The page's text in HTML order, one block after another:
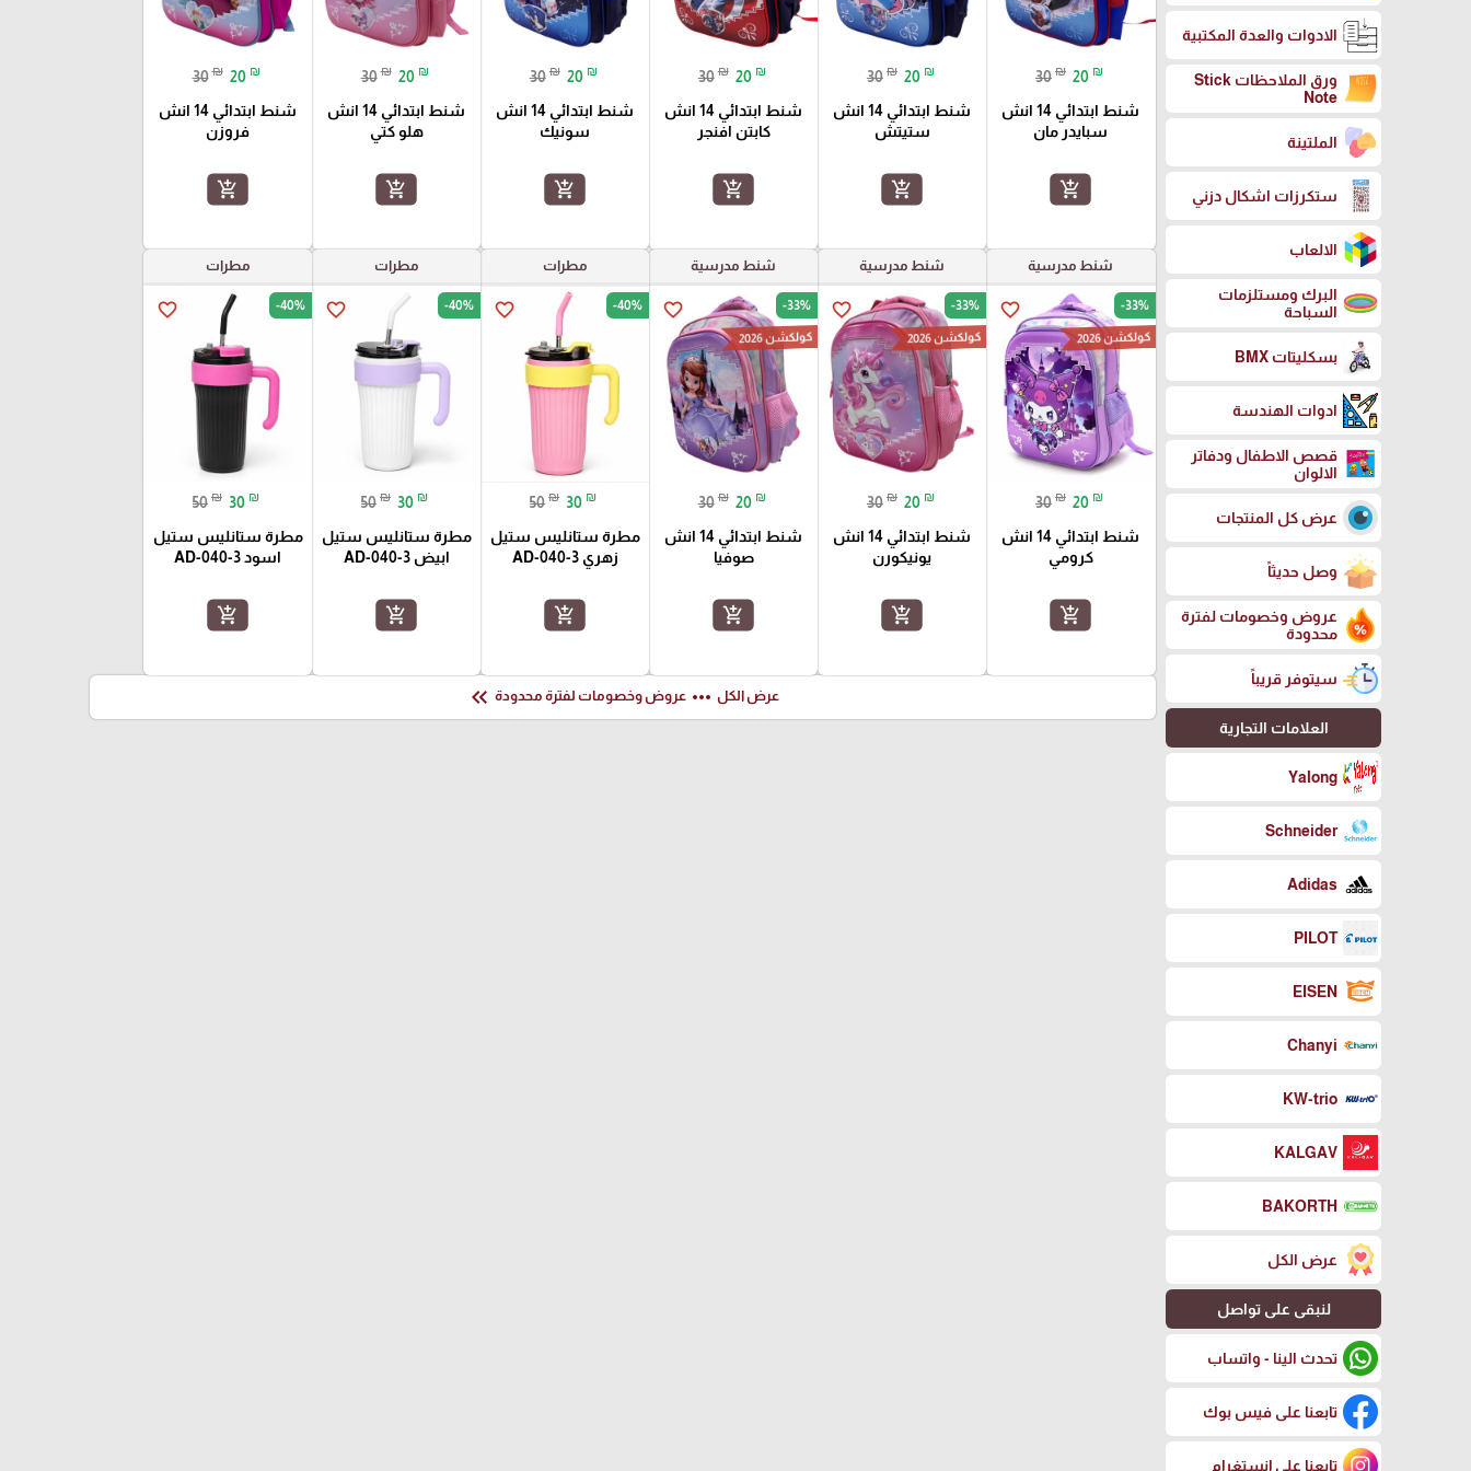
الادوات والعدة المكتبية
ورق الملاحظات Stick
Note
الملتينة
ستكرزات اشكال دزني
الالعاب
البرك ومستلزمات
السباحة
بسكليتات BMX
ادوات الهندسة
قصص الاطفال ودفاتر
الالوان
عرض كل المنتجات
وصل حديثاً
عروض وخصومات لفترة
محدودة
سيتوفر قريباً
العلامات التجارية
Yalong
Schneider
Adidas
PILOT
EISEN
Chanyi
KW-trio
KALGAV
BAKORTH
عرض الكل
لنبقى على تواصل
تحدث الينا - واتساب
تابعنا على فيس بوك
تابعنا على إنستغرام
30 ₪ 20 ₪
شنط ابتدائي 14 انش
سبايدر مان
add_shopping_cart
30 ₪ 20 ₪
شنط ابتدائي 14 انش
ستيتش
add_shopping_cart
30 ₪ 20 ₪
شنط ابتدائي 14 انش
كابتن افنجر
add_shopping_cart
30 ₪ 20 ₪
شنط ابتدائي 14 انش
سونيك
add_shopping_cart
30 ₪ 20 ₪
شنط ابتدائي 14 انش
هلو كتي
add_shopping_cart
30 ₪ 20 ₪
شنط ابتدائي 14 انش
فروزن
add_shopping_cart
شنط مدرسية
favorite_border -33%
كولكشن 2026
30 ₪ 20 ₪
شنط ابتدائي 14 انش
كرومي
add_shopping_cart
شنط مدرسية
favorite_border -33%
كولكشن 2026
30 ₪ 20 ₪
شنط ابتدائي 14 انش
يونيكورن
add_shopping_cart
شنط مدرسية
favorite_border -33%
كولكشن 2026
30 ₪ 20 ₪
شنط ابتدائي 14 انش
صوفيا
add_shopping_cart
مطرات
favorite_border -40%
50 ₪ 30 ₪
مطرة ستانليس ستيل
زهري AD-040-3
add_shopping_cart
مطرات
favorite_border -40%
50 ₪ 30 ₪
مطرة ستانليس ستيل
ابيض AD-040-3
add_shopping_cart
مطرات
favorite_border -40%
50 ₪ 30 ₪
مطرة ستانليس ستيل
اسود AD-040-3
add_shopping_cart
عرض الكل more_horiz عروض وخصومات لفترة محدودة keyboard_double_arrow_left